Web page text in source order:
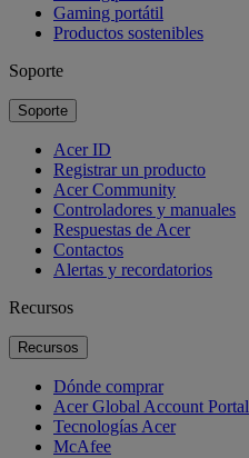
Gaming portátil
Productos sostenibles
Soporte
Soporte
Acer ID
Registrar un producto
Acer Community
Controladores y manuales
Respuestas de Acer
Contactos
Alertas y recordatorios
Recursos
Recursos
Dónde comprar
Acer Global Account Portal
Tecnologías Acer
McAfee